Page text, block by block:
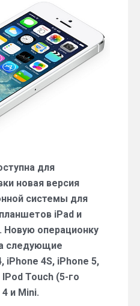
«яблочников»
радость
для
новая версия
системы для
iPad и
Новую операционку
следующие
iPhone 4S, iPhone 5,
Touch (5-го
и Mini.